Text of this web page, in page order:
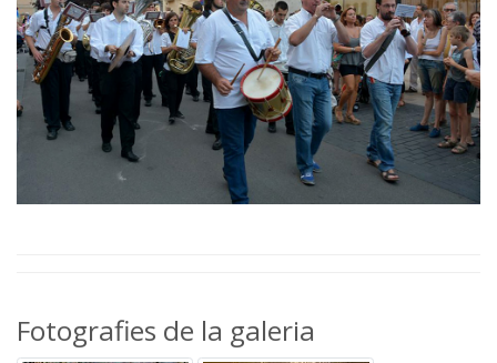
Fotografies de la galeria